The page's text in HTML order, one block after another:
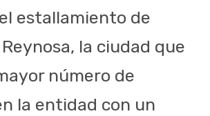
estallamiento de
la ciudad que
número de
la entidad con un